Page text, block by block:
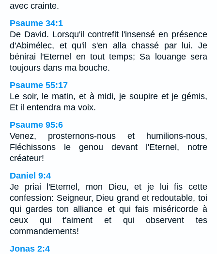
avec crainte.
Psaume 34:1
De David. Lorsqu'il contrefit l'insensé en présence
d'Abimélec, et qu'il s'en alla chassé par lui. Je
bénirai l'Eternel en tout temps; Sa louange sera
toujours dans ma bouche.
Psaume 55:17
Le soir, le matin, et à midi, je soupire et je gémis,
Et il entendra ma voix.
Psaume 95:6
Venez, prosternons-nous et humilions-nous,
Fléchissons le genou devant l'Eternel, notre
créateur!
Daniel 9:4
Je priai l'Eternel, mon Dieu, et je lui fis cette
confession: Seigneur, Dieu grand et redoutable, toi
qui gardes ton alliance et qui fais miséricorde à
ceux qui t'aiment et qui observent tes
commandements!
Jonas 2:4